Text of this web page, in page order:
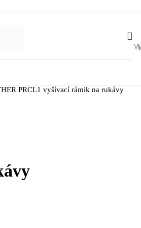
PRCL1 vyšívací rámik na rukávy